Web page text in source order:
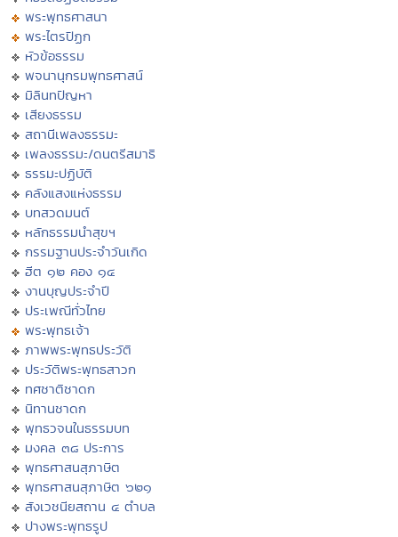
พระพุทธศาสนา
พระไตรปิฏก
หัวข้อธรรม
พจนานุกรมพุทธศาสน์
มิลินทปัญหา
เสียงธรรม
สถานีเพลงธรรมะ
เพลงธรรมะ/ดนตรีสมาธิ
ธรรมะปฏิบัติ
คลังแสงแห่งธรรม
บทสวดมนต์
หลักธรรมนำสุขฯ
กรรมฐานประจำวันเกิด
ฮีต ๑๒ คอง ๑๔
งานบุญประจำปี
ประเพณีทั่วไทย
พระพุทธเจ้า
ภาพพระพุทธประวัติ
ประวัติพระพุทธสาวก
ทศชาติชาดก
นิทานชาดก
พุทธวจนในธรรมบท
มงคล ๓๘ ประการ
พุทธศาสนสุภาษิต
พุทธศาสนสุภาษิต ๖๒๑
สังเวชนียสถาน ๔ ตำบล
ปางพระพุทธรูป